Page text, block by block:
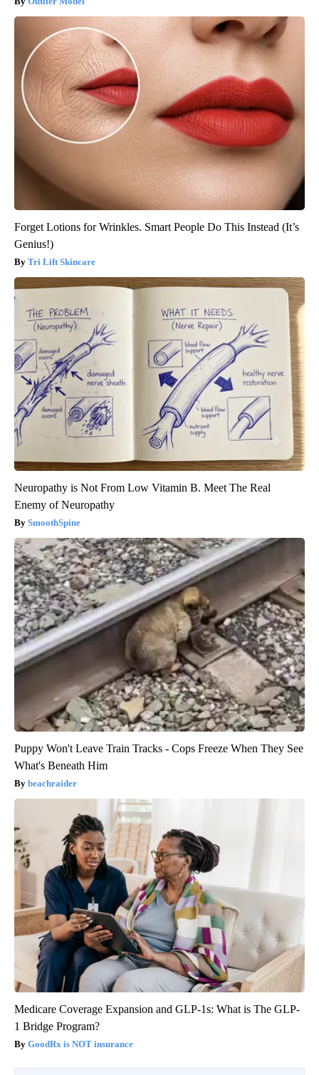
Forget Lotions for Wrinkles. Smart People Do This Instead (It’s
Genius!)
Tri Lift Skincare
Neuropathy is Not From Low Vitamin B. Meet The Real
Enemy of Neuropathy
SmoothSpine
Puppy Won't Leave Train Tracks - Cops Freeze When They See
What's Beneath Him
beachraider
Medicare Coverage Expansion and GLP-1s: What is The GLP-
1 Bridge Program?
GoodRx is NOT insurance